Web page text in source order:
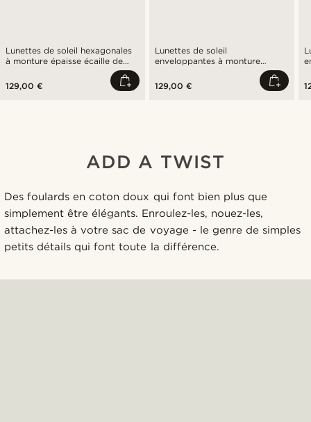
Lunettes de soleil hexagonales
à monture épaisse écaille de
129,00 €
Lunettes de soleil
enveloppantes à monture
0AN4357
129,00 €
ADD A TWIST
Des foulards en coton doux qui font bien plus que
simplement être élégants. Enroulez-les, nouez-les,
attachez-les à votre sac de voyage - le genre de simples
petits détails qui font toute la différence.